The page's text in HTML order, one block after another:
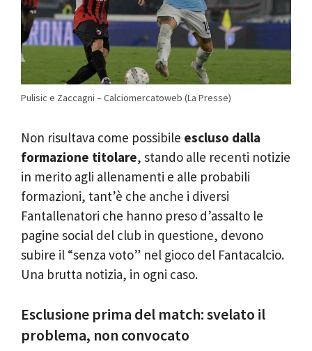
Pulisic e Zaccagni – Calciomercatoweb (La Presse)
Non risultava come possibile escluso dalla
formazione titolare, stando alle recenti notizie
in merito agli allenamenti e alle probabili
formazioni, tant’è che anche i diversi
Fantallenatori che hanno preso d’assalto le
pagine social del club in questione, devono
subire il “senza voto” nel gioco del Fantacalcio.
Una brutta notizia, in ogni caso.
Esclusione prima del match: svelato il
problema, non convocato